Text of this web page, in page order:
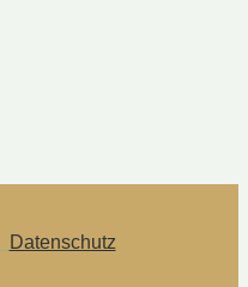
Datenschutz